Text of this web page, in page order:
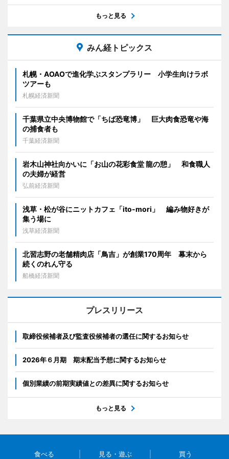
もっと見る
みん経トピックス
札幌・AOAOで進化学ぶスタンプラリー 小学生向けラボ
ツアーも
札幌経済新聞
千葉県立中央博物館で「ちば恐竜博」 巨大肉食恐竜や海
の捕食者も
千葉経済新聞
岩木山神社向かいに「お山の花彩食堂 龍の憩」 和食職人
の夫婦が経営
弘前経済新聞
浅草・松が谷にニットカフェ「ito-mori」 編み物好きが
集う場に
浅草経済新聞
北習志野の老舗精肉店「鳥吉」が創業170周年 幕末から
続くのれん守る
船橋経済新聞
プレスリリース
取締役候補者及び監査役候補者の選任に関するお知らせ
2026年６月期 期末配当予想に関するお知らせ
個別業績の前期実績値との差異に関するお知らせ
もっと見る
食べる 見る・遊ぶ 買う